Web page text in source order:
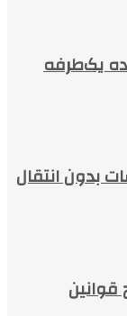
جاده یک‌طرفه
بدون انتقال